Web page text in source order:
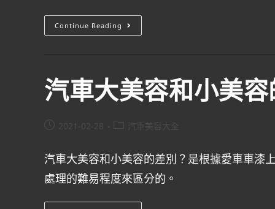
Continue Reading
汽車大美容和小美
汽車美容大全
汽車大美容和小美容的差別？是根據愛車車漆
處理的難易程度來區分的。